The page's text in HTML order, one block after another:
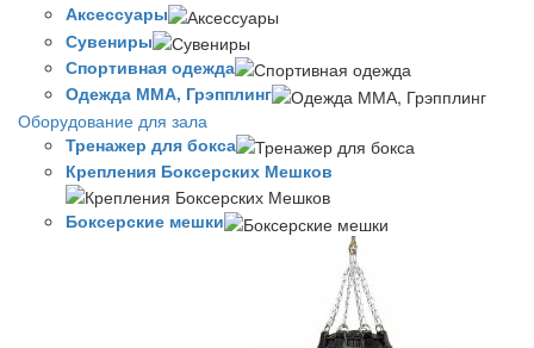
Аксессуары
Сувениры
Спортивная одежда
Одежда ММА, Грэпплинг
Оборудование для зала
Тренажер для бокса
Крепления Боксерских Мешков
Боксерские мешки